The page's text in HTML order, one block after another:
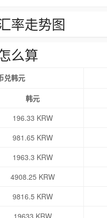
率走势图
么算
兑韩元
韩元
196.33 KRW
981.65 KRW
1963.3 KRW
4908.25 KRW
9816.5 KRW